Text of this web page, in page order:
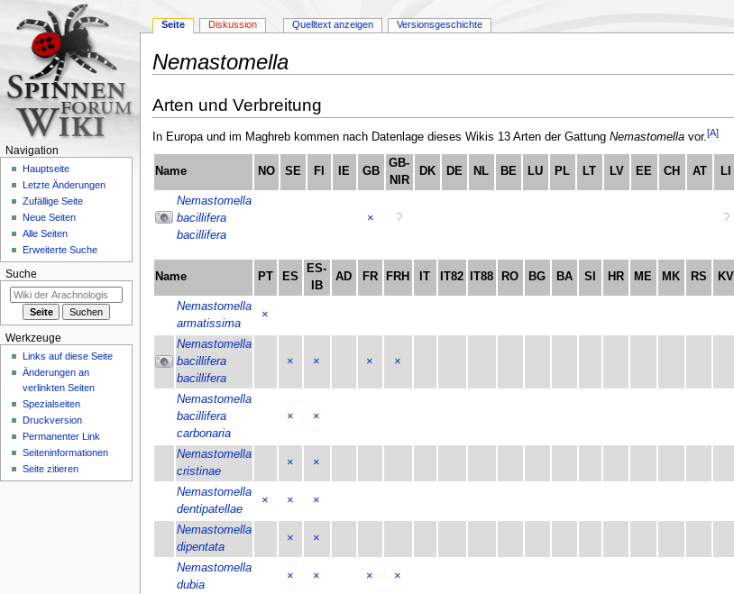
Nemastomella
Navigation
springen
Suche
springen
Arten und Verbreitung
In Europa und im Maghreb kommen nach Datenlage dieses Wikis 13 Arten der Gattung Nemastomellavor.[A]
Name NO SE FI IE GB
GB-
NIR
DK DE NL BE LU PL LT LV EE CH AT LI
Nemastomella
bacillifera
bacillifera
× ? ?
Name PT ES
ES-
IB
AD FR FRH IT IT82 IT88 RO BG BA SI HR ME MK RS KV
Nemastomella
armatissima
×
Nemastomella
bacillifera
bacillifera
× × × ×
Nemastomella
bacillifera
carbonaria
× ×
Nemastomella
cristinae
× ×
Nemastomella
dentipatellae
× × ×
Nemastomella
dipentata
× ×
Nemastomella
dubia
× × × ×
Seite Diskussion Quelltext anzeigen Versionsgeschichte
Navigation
Hauptseite
Letzte Änderungen
Zufällige Seite
Neue Seiten
Alle Seiten
Erweiterte Suche
Suche
Werkzeuge
Links auf diese Seite
Änderungen an
verlinkten Seiten
Spezialseiten
Druckversion
Permanenter Link
Seiten­­informationen
Seite zitieren